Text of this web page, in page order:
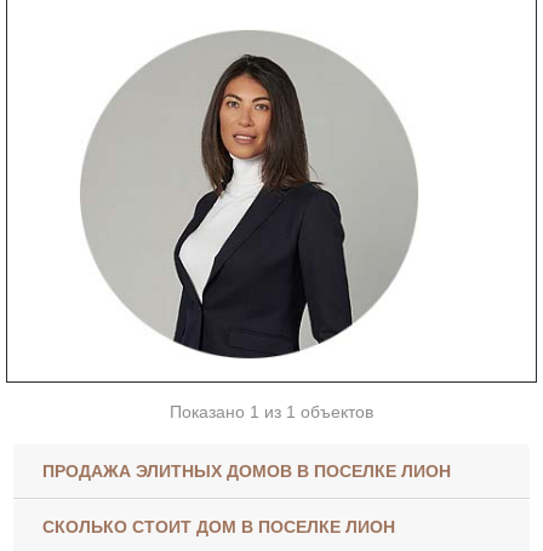
Показано 1 из 1 объектов
ПРОДАЖА ЭЛИТНЫХ ДОМОВ В ПОСЕЛКЕ ЛИОН
СКОЛЬКО СТОИТ ДОМ В ПОСЕЛКЕ ЛИОН